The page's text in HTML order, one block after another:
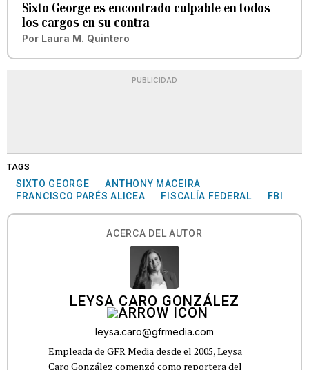
Sixto George es encontrado culpable en todos
los cargos en su contra
Por Laura M. Quintero
PUBLICIDAD
TAGS
SIXTO GEORGE
ANTHONY MACEIRA
FRANCISCO PARÉS ALICEA
FISCALÍA FEDERAL FBI
ACERCA DEL AUTOR
LEYSA CARO GONZÁLEZ
leysa.caro@gfrmedia.com
Empleada de GFR Media desde el 2005, Leysa
Caro González comenzó como reportera del